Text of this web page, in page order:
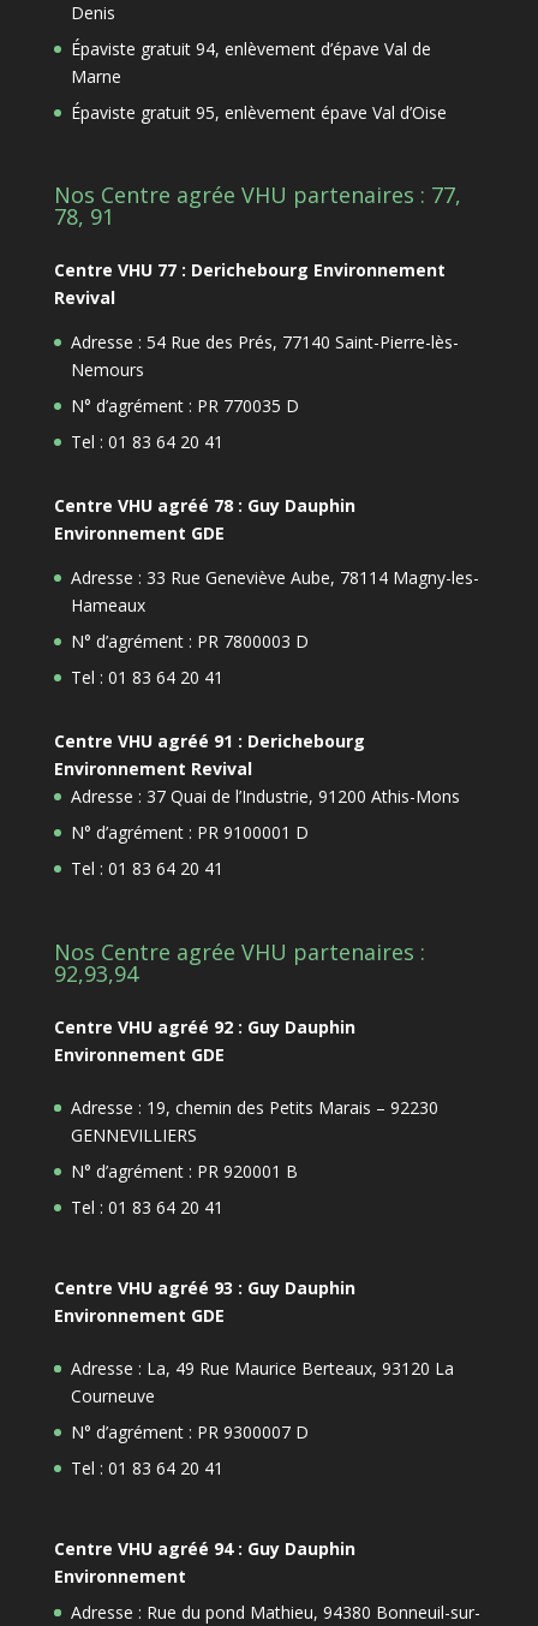
Denis
Épaviste gratuit 94, enlèvement d’épave Val de
Marne
Épaviste gratuit 95, enlèvement épave Val d’Oise
Nos Centre agrée VHU partenaires : 77,
78, 91
Centre VHU 77 : Derichebourg Environnement
Revival
Adresse : 54 Rue des Prés, 77140 Saint-Pierre-lès-
Nemours
N° d’agrément : PR 770035 D
Tel : 01 83 64 20 41
Centre VHU agréé 78 : Guy Dauphin
Environnement GDE
Adresse : 33 Rue Geneviève Aube, 78114 Magny-les-
Hameaux
N° d’agrément : PR 7800003 D
Tel : 01 83 64 20 41
Centre VHU agréé 91 : Derichebourg
Environnement Revival
Adresse : 37 Quai de l’Industrie, 91200 Athis-Mons
N° d’agrément : PR 9100001 D
Tel : 01 83 64 20 41
Nos Centre agrée VHU partenaires :
92,93,94
Centre VHU agréé 92 : Guy Dauphin
Environnement GDE
Adresse : 19, chemin des Petits Marais – 92230
GENNEVILLIERS
N° d’agrément : PR 920001 B
Tel : 01 83 64 20 41
Centre VHU agréé 93 : Guy Dauphin
Environnement GDE
Adresse : La, 49 Rue Maurice Berteaux, 93120 La
Courneuve
N° d’agrément : PR 9300007 D
Tel : 01 83 64 20 41
Centre VHU agréé 94 : Guy Dauphin
Environnement
Adresse : Rue du pond Mathieu, 94380 Bonneuil-sur-